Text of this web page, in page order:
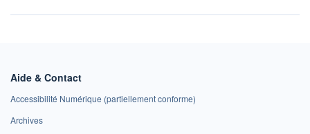
Aide & Contact
Accessibilité Numérique (partiellement conforme)
Archives